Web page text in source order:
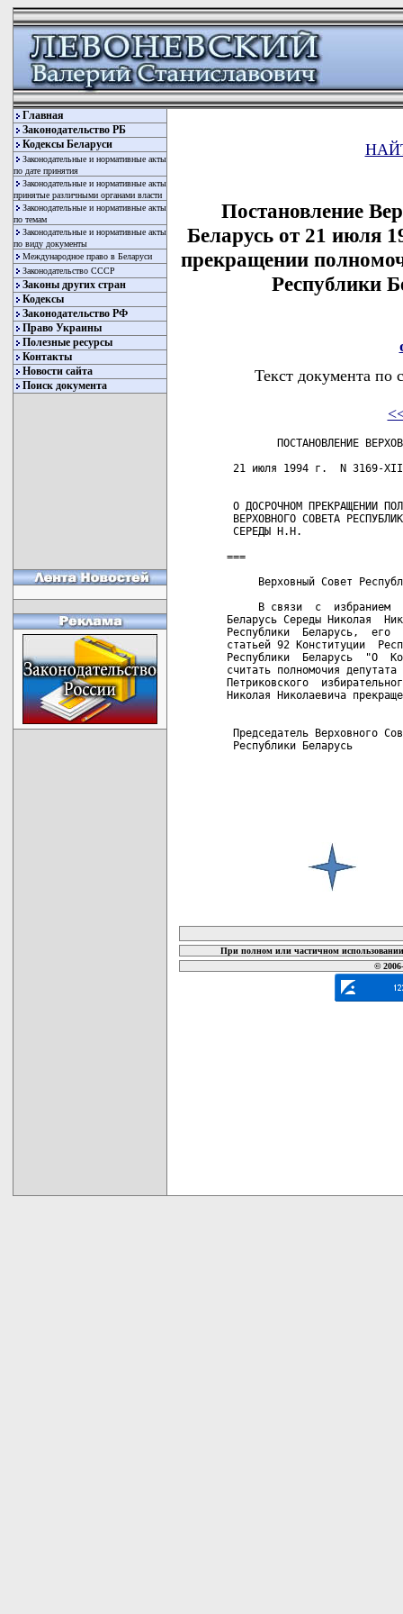
Главная
Законодательство РБ
Кодексы Беларуси
Законодательные и нормативные акты
по дате принятия
Законодательные и нормативные акты
принятые различными органами власти
Законодательные и нормативные акты
по темам
Законодательные и нормативные акты
по виду документы
Международное право в Беларуси
Законодательство СССР
Законы других стран
Кодексы
Законодательство РФ
Право Украины
Полезные ресурсы
Контакты
Новости сайта
Поиск документа
Постановление
Беларусь от 21 июля
прекращении
Республики
Текст документа по
ПОСТАНОВЛЕНИЕ
21 июля 1994 г.  N
О ДОСРОЧНОМ ПРЕКРАЩЕНИИ
ВЕРХОВНОГО СОВЕТА
СЕРЕДЫ Н.Н.
===
Верховный Совет
В связи  с  избранием
Беларусь Середы Николая
Республики  Беларусь,  его
статьей 92 Конституции
Республики  Беларусь  "О
считать полномочия
Петриковского
Николая Николаевича
Председатель Верховного
Республики
При полном или частичном
©